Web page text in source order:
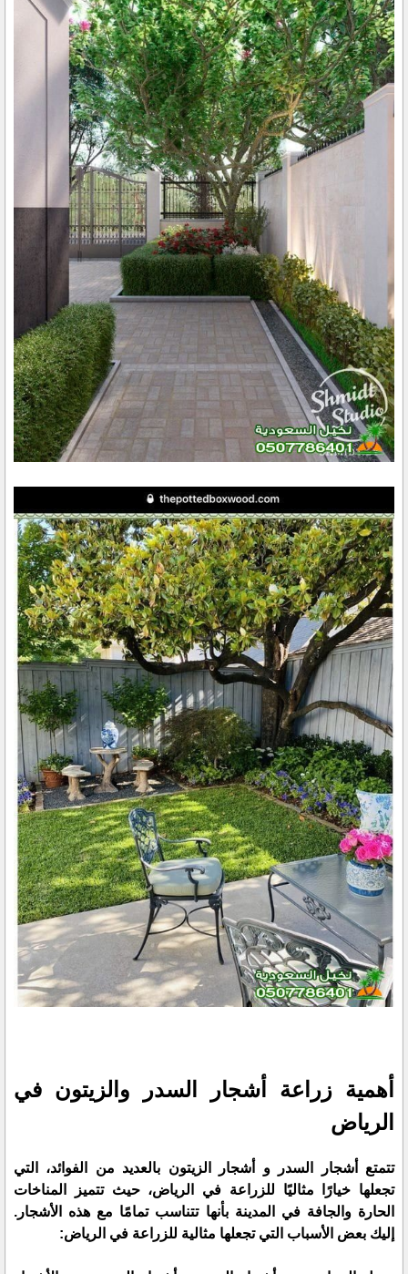
أهمية زراعة أشجار السدر والزيتون في
الرياض
تتمتع أشجار السدر و أشجار الزيتون بالعديد من الفوائد، التي
تجعلها خيارًا مثاليًا للزراعة في الرياض، حيث تتميز المناخات
الحارة والجافة في المدينة بأنها تتناسب تمامًا مع هذه الأشجار.
إليك بعض الأسباب التي تجعلها مثالية للزراعة في الرياض: